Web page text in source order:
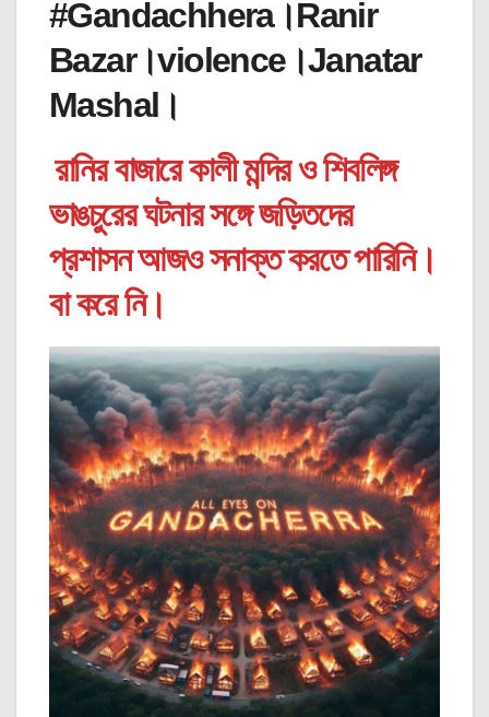
#Gandachhera।Ranir
Bazar।violence।Janatar
Mashal।
রানির বাজারে কালী মন্দির ও শিবলিঙ্গ
ভাঙচুরের ঘটনার সঙ্গে জড়িতদের
প্রশাসন আজও সনাক্ত করতে পারিনি।
বা করে নি।